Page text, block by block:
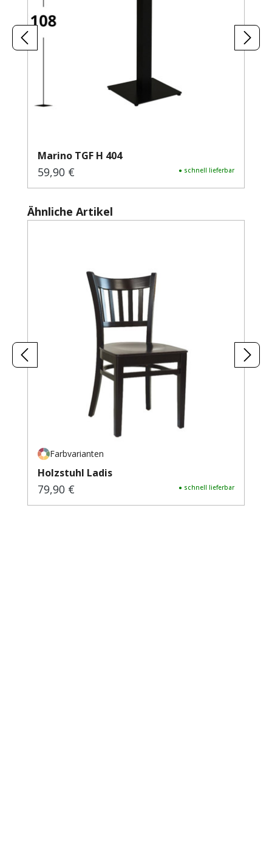
Marino TGF H 404
Regulärer Preis:
59,90 € ● schnell lieferbar
Produktgalerie überspringen
Ähnliche Artikel
Farbvarianten
Holzstuhl Ladis
Regulärer Preis:
79,90 € ● schnell lieferbar